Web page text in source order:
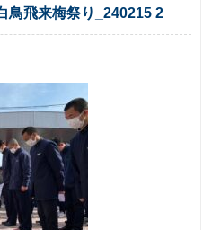
鳥飛来梅祭り_240215 2